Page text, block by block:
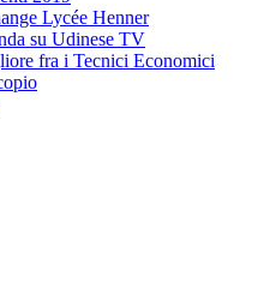
Lycée Henner
su Udinese TV
fra i Tecnici Economici